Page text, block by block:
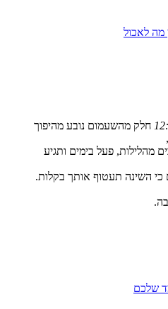
מה לאכול
חלק מהשעמום נובע מהיפוך
,
מהלילות, פעל בימים ותגיע
השינה תעטוף אותך בקלות.
שלכם